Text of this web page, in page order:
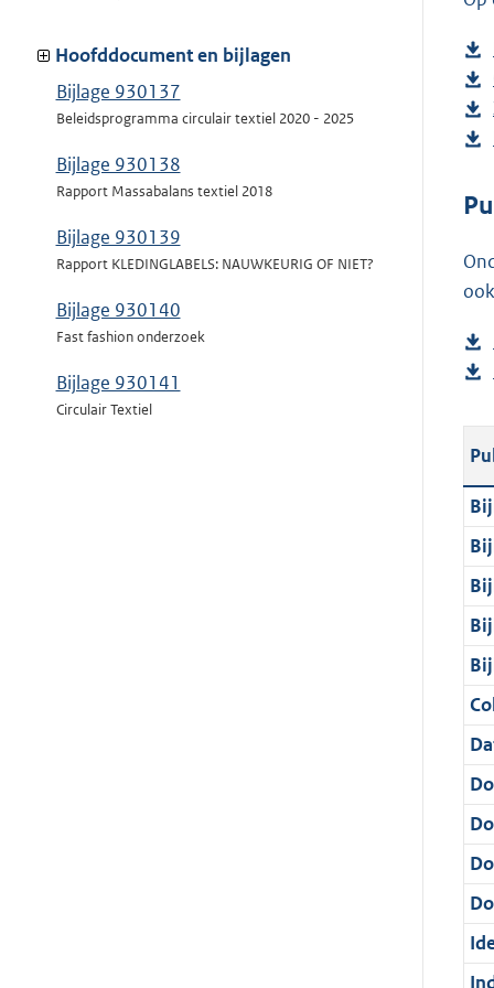
Hoofddocument en bijlagen
Bijlage 930137
Beleidsprogramma circulair textiel 2020 - 2025
Bijlage 930138
Rapport Massabalans textiel 2018
Bijlage 930139
Rapport KLEDINGLABELS: NAUWKEURIG OF NIET?
Bijlage 930140
Fast fashion onderzoek
Bijlage 930141
Circulair Textiel